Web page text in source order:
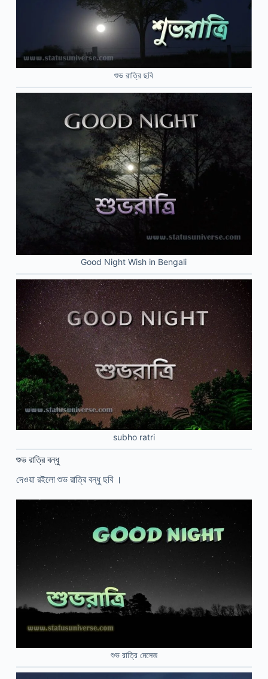
শুভ রাত্রি ছবি
Good Night Wish in Bengali
subho ratri
শুভ রাত্রি বন্ধু
দেওয়া রইলো শুভ রাত্রি বন্ধু ছবি ।
শুভ রাত্রি মেসেজ